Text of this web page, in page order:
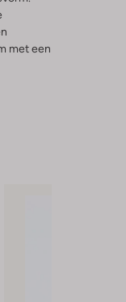
met een
door